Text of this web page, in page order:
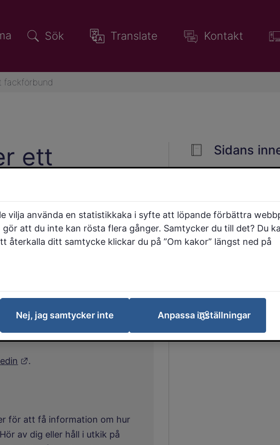
Sök Translate Kontakt
fackförbund
ett
9, 521 81 Falköping
sociala
webbplats.
Länk till annan webbplats.
.
för att få information om hur
av dig eller håll i utkik på
Sidans
vilja använda en statistikkaka i syfte att löpande förbättra
att du inte kan rösta flera gånger. Samtycker du till det? Du
återkalla ditt samtycke klickar du på ”Om kakor” längst ned på
Nej, jag samtycker inte Anpassa inställningar